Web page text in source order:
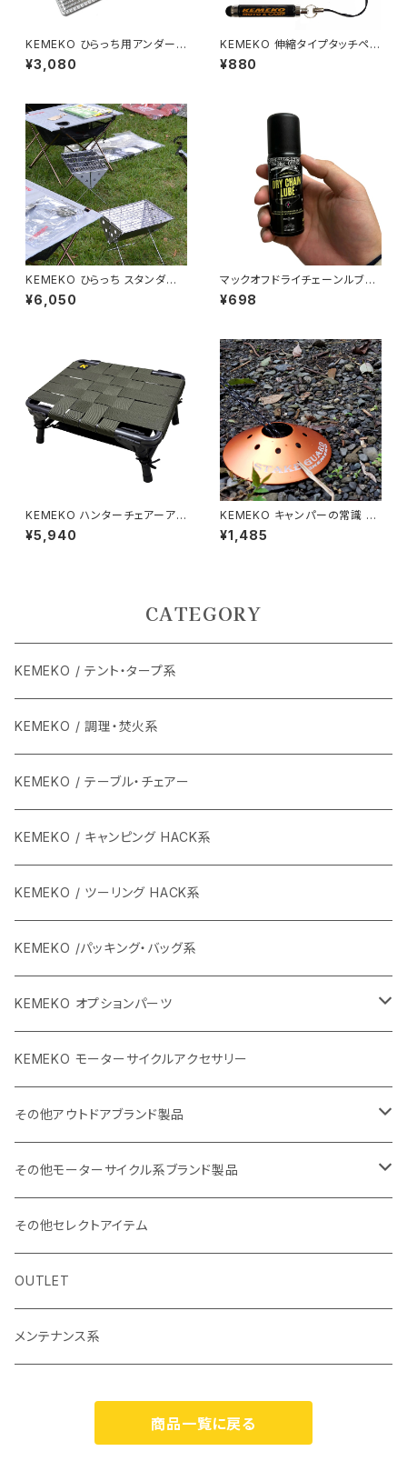
KEMEKO ひらっち用アンダーパ
ネル 遮熱アンダーパネル＆ウイ
ンドスクリーン ケメコ
¥3,080
KEMEKO 伸縮タイプタッチペン
3個セット 便利なクリップ1個付
き オーチャクリール交換対応可
¥880
KEMEKO ひらっち スタンダー
ドタイプ BBQグリル＆焚火台 ケ
メコ
¥6,050
マックオフドライチェーンルブ50
ml Dry Chain Lube 50ml ド
ライタイプのチェーンオイル
¥698
KEMEKO ハンターチェアーア
グラ スタンダードタイプ キャン
ピングシートAGURA
¥5,940
KEMEKO キャンパーの常識 ス
テークガード 単品 テントやター
プペグによる足指の怪我防止
¥1,485
CATEGORY
KEMEKO / テント・タープ系
KEMEKO / 調理・焚火系
KEMEKO / テーブル・チェアー
KEMEKO / キャンピング HACK系
KEMEKO / ツーリング HACK系
KEMEKO /パッキング・バッグ系
KEMEKO オプションパーツ
BBQグリル ひらっち
防水充電ケーブルシステム
カーボンポール
SHADE25 テント
シングルストラップ2
ヘルメット
KEMEKO モーターサイクルアクセサリー
その他アウトドアブランド製品
ストリームトレイル製品
バッグ
小物・サングラス・キャップ
ハルタホース
斧
ナイフ
レッドレンザー
バッグ
その他モーターサイクル系ブランド製品
NORIX SIMPSON
OSBE ITALY
ROCHET
ブラケットステー類
その他セレクトアイテム
OUTLET
メンテナンス系
商品一覧に戻る